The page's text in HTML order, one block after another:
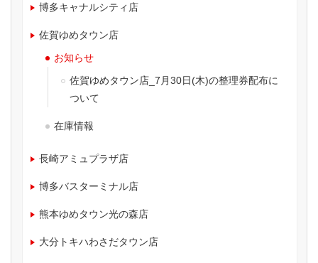
博多キャナルシティ店
佐賀ゆめタウン店
お知らせ
佐賀ゆめタウン店_7月30日(木)の整理券配布に
ついて
在庫情報
長崎アミュプラザ店
博多バスターミナル店
熊本ゆめタウン光の森店
大分トキハわさだタウン店